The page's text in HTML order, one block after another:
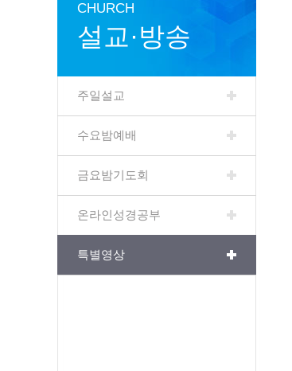
CHURCH
설교·방송
주일설교
수요밤예배
금요밤기도회
온라인성경공부
특별영상